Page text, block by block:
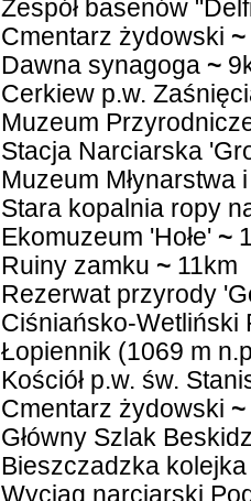
Zespół basenów
Cmentarz żydowski ~
Dawna synagoga ~
Cerkiew p.w.
Muzeum
Stacja Narciarska
Muzeum Młynarstwa
Stara kopalnia ropy
Ekomuzeum 'Hołe' ~
Ruiny zamku ~11km
Rezerwat przyrody
Ciśniańsko-Wetliński
Łopiennik (1069 m
Kościół p.w. św.
Cmentarz żydowski ~
Główny Szlak
Bieszczadzka
Wyciąg narciarski